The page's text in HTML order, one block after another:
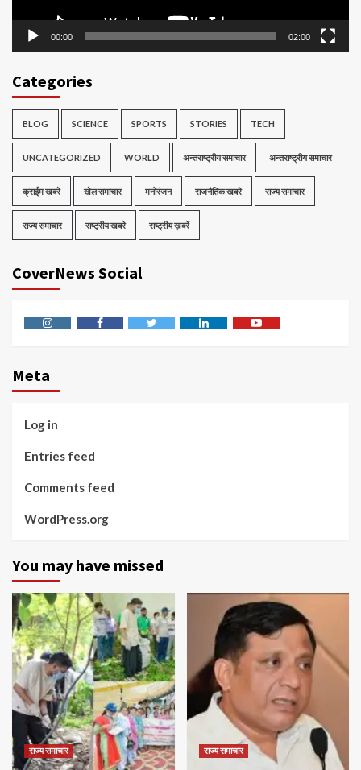
00:00 02:00
Categories
BLOG SCIENCE SPORTS STORIES TECH
UNCATEGORIZED WORLD अन्तराष्ट्रीय समाचार अन्तराष्ट्रीय समाचार
क्राईम खबरे खेल समाचार मनोरंजन राजनैतिक खबरे राज्य समाचार
राज्य समाचार राष्ट्रीय खबरे राष्ट्रीय ख़बरें
CoverNews Social
Meta
Log in
Entries feed
Comments feed
WordPress.org
You may have missed
राज्य समाचार राज्य समाचार